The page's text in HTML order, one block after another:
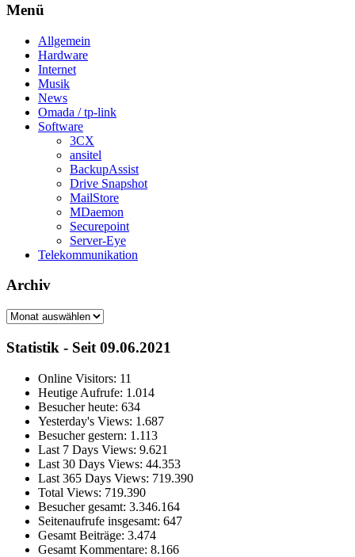
Menü
Allgemein
Hardware
Internet
Musik
News
Omada / tp-link
Software
3CX
ansitel
BackupAssist
Drive Snapshot
MailStore
MDaemon
Securepoint
Server-Eye
Telekommunikation
Archiv
Archiv
Statistik - Seit 09.06.2021
Online Visitors: 11
Heutige Aufrufe: 1.014
Besucher heute: 634
Yesterday's Views: 1.687
Besucher gestern: 1.113
Last 7 Days Views: 9.621
Last 30 Days Views: 44.353
Last 365 Days Views: 719.390
Total Views: 719.390
Besucher gesamt: 3.346.164
Seitenaufrufe insgesamt: 647
Gesamt Beiträge: 3.474
Gesamt Kommentare: 8.166